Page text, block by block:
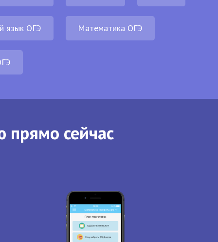
язык ОГЭ Математика ОГЭ
прямо сейчас